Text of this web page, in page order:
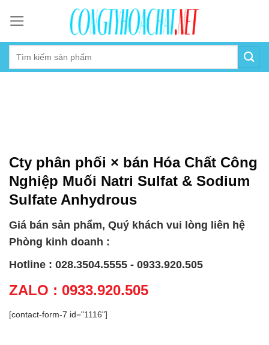
content
Cty phân phối × bán Hóa Chất Công
Nghiệp Muối Natri Sulfat & Sodium
Sulfate Anhydrous
Giá bán sản phẩm, Quý khách vui lòng liên hệ
Phòng kinh doanh :
Hotline : 028.3504.5555 - 0933.920.505
ZALO : 0933.920.505
[contact-form-7 id="1116"]